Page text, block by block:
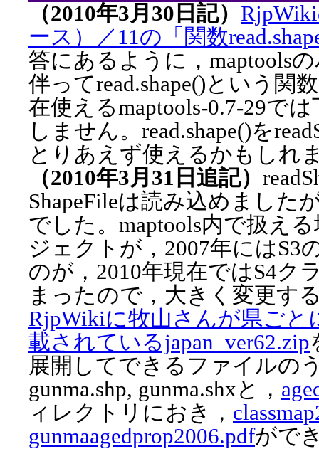
（2010年3月30日記）
ース）／11の「関数
答にあるように，maptools
伴ってread.shape()という関
在使えるmaptools-0.7-29では
しません。read.shape()を
とりあえず使えるかもしれ
（2010年3月31日追記）
ShapeFileは読み込めました
でした。maptools内で扱え
ジェクトが，2007年にはS3
のが，2010年現在ではS4ク
まったので，大きく変更す
RjpWikiに牧山さんが県ごと
載されているjapan_ver62.zip
展開してできるファイルの
gunma.shp, gunma.shxと，
ィレクトリにおき，
gunmaagedprop2006.pdfがで